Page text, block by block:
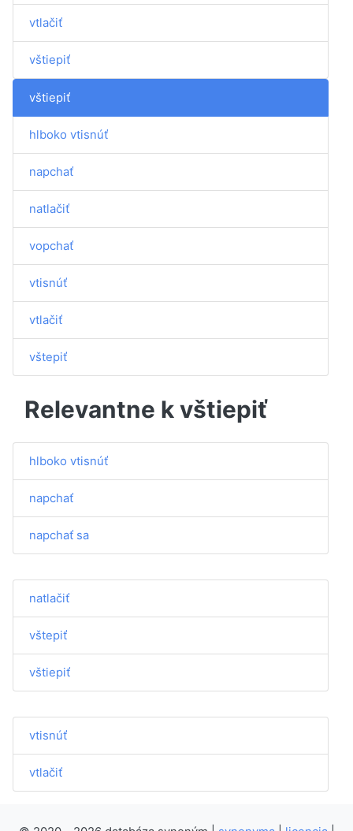
vtlačiť
vštiepiť
vštiepiť
hlboko vtisnúť
napchať
natlačiť
vopchať
vtisnúť
vtlačiť
vštepiť
Relevantne k vštiepiť
hlboko vtisnúť
napchať
napchať sa
natlačiť
vštepiť
vštiepiť
vtisnúť
vtlačiť